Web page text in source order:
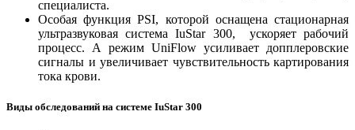
специалиста.
Особая функция PSI, которой оснащена стационарная
ультразвуковая система IuStar 300, ускоряет рабочий
процесс. А режим UniFlow усиливает допплеровские
сигналы и увеличивает чувствительность картирования
тока крови.
Виды обследований на системе IuStar 300